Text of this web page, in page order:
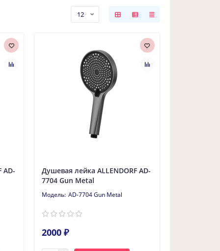
AD-
Душевая лейка ALLENDORF AD-
7704 Gun Metal
AD-7704 Gun Metal
2000 ₽